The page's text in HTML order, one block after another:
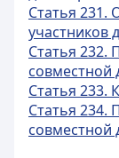
Статья 231.
участников
Статья 232.
совместной
Статья 233.
Статья 234.
совместной